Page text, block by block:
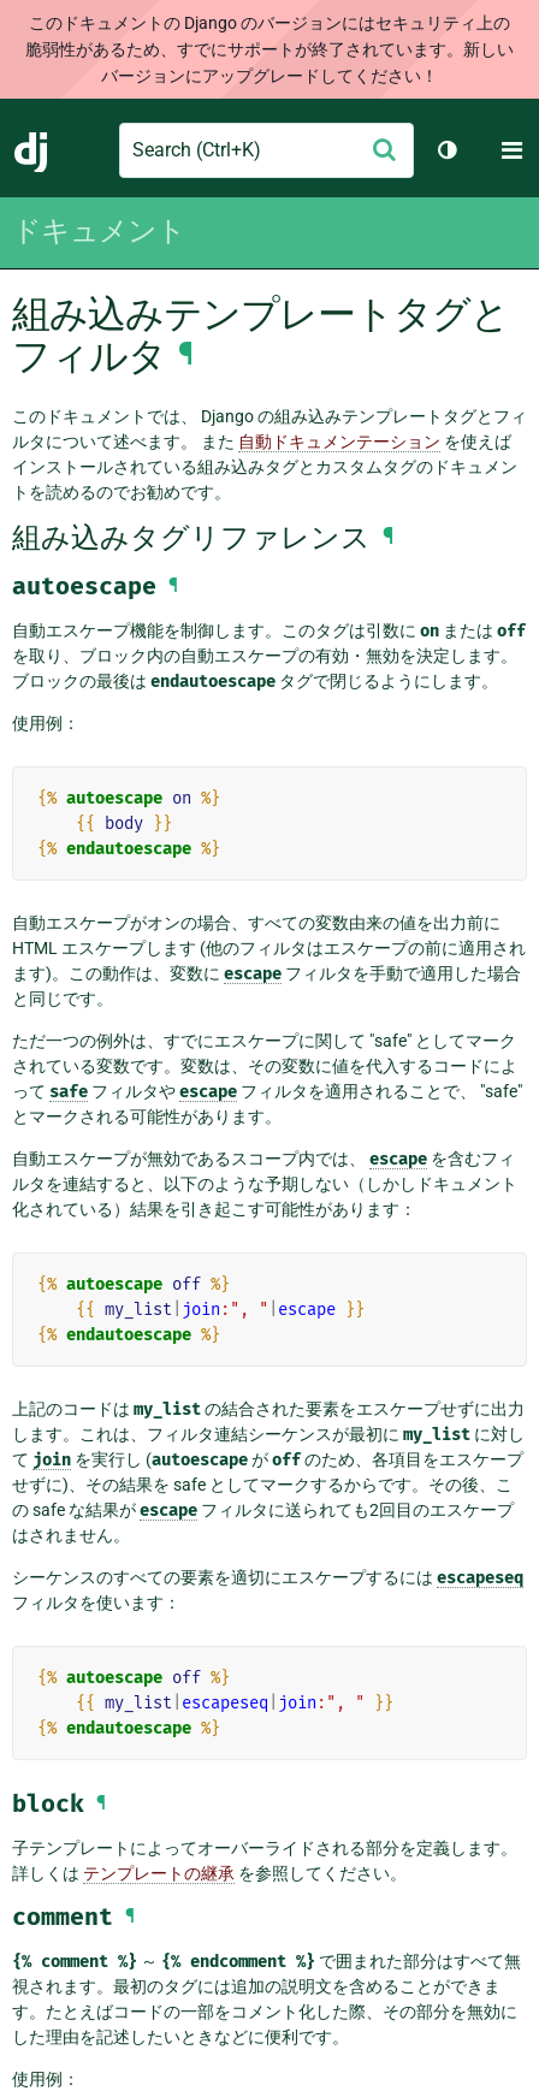
このドキュメントの Django のバージョンにはセキュリティ上の
脆弱性があるため、すでにサポートが終了されています。新しい
バージョンにアップグレードしてください！
Django
Search
信
テーマを
ドキュメント
組み込みテンプレートタグと
フィルタ ¶
このドキュメントでは、 Django の組み込みテンプレートタグとフィ
ルタについて述べます。 また 自動ドキュメンテーション を使えば
インストールされている組み込みタグとカスタムタグのドキュメン
トを読めるのでお勧めです。
組み込みタグリファレンス ¶
autoescape ¶
自動エスケープ機能を制御します。このタグは引数に on または off
を取り、ブロック内の自動エスケープの有効・無効を決定します。
ブロックの最後は endautoescape タグで閉じるようにします。
使用例：
{% autoescape on %}
{{
body }}
{% endautoescape %}
自動エスケープがオンの場合、すべての変数由来の値を出力前に
HTML エスケープします (他のフィルタはエスケープの前に適用され
ます)。この動作は、変数に escape フィルタを手動で適用した場合
と同じです。
ただ一つの例外は、すでにエスケープに関して "safe" としてマーク
されている変数です。変数は、その変数に値を代入するコードによ
って safe フィルタやescape フィルタを適用されることで、 "safe"
とマークされる可能性があります。
自動エスケープが無効であるスコープ内では、 escape を含むフィ
ルタを連結すると、以下のような予期しない（しかしドキュメント
化されている）結果を引き起こす可能性があります：
{% autoescape off %}
{{ my_list join :", " escape }}
{% endautoescape %}
上記のコードは my_listの結合された要素をエスケープせずに出力
します。これは、フィルタ連結シーケンスが最初に my_list に対し
て join を実行し (autoescapeがoffのため、各項目をエスケープ
せずに)、その結果を safe としてマークするからです。その後、こ
の safe な結果がescape フィルタに送られても2回目のエスケープ
はされません。
シーケンスのすべての要素を適切にエスケープするには escapeseq
フィルタを使います：
{% autoescape off %}
{{ my_list escapeseq join :", "
}}
{% endautoescape %}
block ¶
子テンプレートによってオーバーライドされる部分を定義します。
詳しくは テンプレートの継承 を参照してください。
comment ¶
{% comment %} ～ {% endcomment %} で囲まれた部分はすべて無
視されます。最初のタグには追加の説明文を含めることができま
す。たとえばコードの一部をコメント化した際、その部分を無効に
した理由を記述したいときなどに便利です。
使用例：